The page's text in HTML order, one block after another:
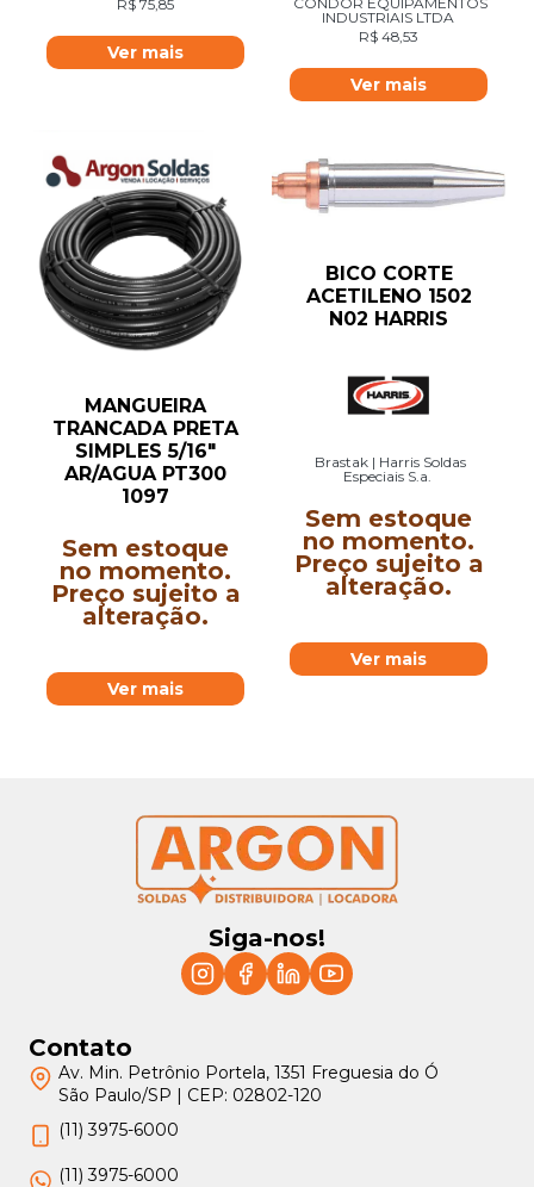
R$ 75,85
Ver mais
INDUSTRIAIS LTDA
R$ 48,53
Ver mais
MANGUEIRA
TRANCADA PRETA
SIMPLES 5/16″
AR/AGUA PT300
1097
Sem estoque
no momento.
Preço sujeito a
alteração.
Ver mais
BICO CORTE
ACETILENO 1502
N02 HARRIS
Brastak | Harris Soldas
Especiais S.a.
Sem estoque
no momento.
Preço sujeito a
alteração.
Ver mais
Siga-nos!
Contato
Av. Min. Petrônio Portela, 1351 Freguesia do Ó
São Paulo/SP | CEP: 02802-120
(11) 3975-6000
(11) 3975-6000